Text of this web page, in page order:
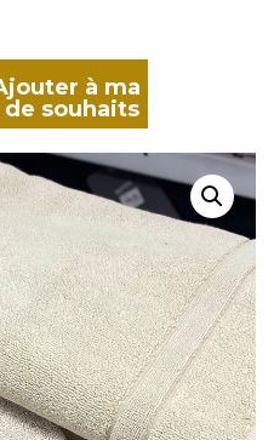
à ma
de souhaits